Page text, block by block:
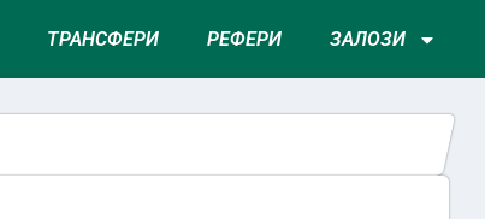
ТРАНСФЕРИ РЕФЕРИ ЗАЛОЗИ